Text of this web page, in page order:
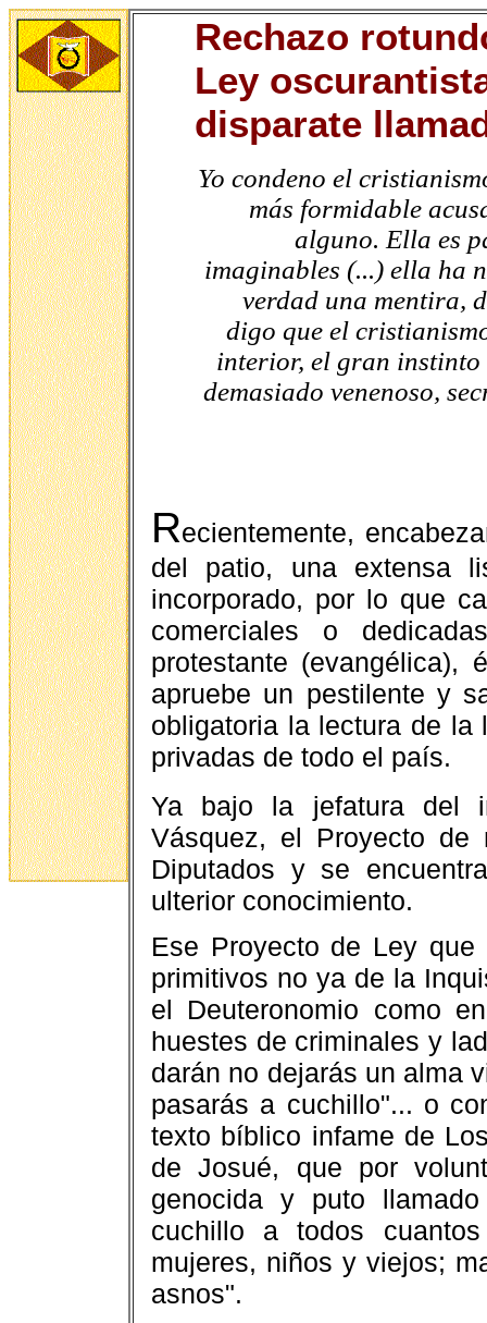
Rechazo
Ley
disparate
Yo condeno el
más formidable
alguno. Ella es
imaginables (...) ella ha
verdad una mentira,
digo que el
interior, el gran instinto
demasiado venenoso,
Recientemente,
del patio, una extensa
incorporado, por lo que
comerciales o
protestante (evangélica),
apruebe un pestilente y
obligatoria la lectura de
privadas de todo el país.
Ya bajo la jefatura del
Vásquez, el Proyecto de
Diputados y se
ulterior conocimiento.
Ese Proyecto de Ley
primitivos no ya de la
el Deuteronomio como
huestes de criminales y
darán no dejarás un alma
pasarás a cuchillo"... o
texto bíblico infame de
de Josué, que por
genocida y puto
cuchillo a todos
mujeres, niños y viejos;
asnos".